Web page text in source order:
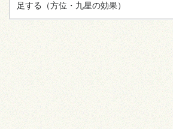
足する （方位・九星の効果）